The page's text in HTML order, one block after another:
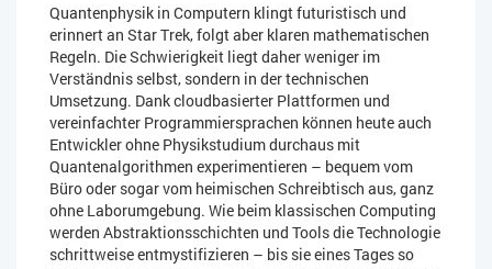
Quantenphysik in Computern klingt futuristisch und
erinnert an Star Trek, folgt aber klaren mathematischen
Regeln. Die Schwierigkeit liegt daher weniger im
Verständnis selbst, sondern in der technischen
Umsetzung. Dank cloudbasierter Plattformen und
vereinfachter Programmiersprachen können heute auch
Entwickler ohne Physikstudium durchaus mit
Quantenalgorithmen experimentieren – bequem vom
Büro oder sogar vom heimischen Schreibtisch aus, ganz
ohne Laborumgebung. Wie beim klassischen Computing
werden Abstraktionsschichten und Tools die Technologie
schrittweise entmystifizieren – bis sie eines Tages so